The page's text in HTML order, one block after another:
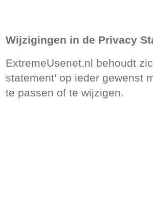
Wijzigingen in de Privacy
ExtremeUsenet.nl behoudt
statement’ op ieder gewenst
te passen of te wijzigen.